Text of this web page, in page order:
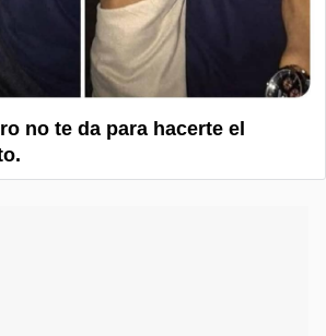
no te da para hacerte el